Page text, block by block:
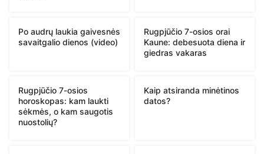
Po audrų laukia gaivesnės
savaitgalio dienos (video)
Rugpjūčio 7-osios orai
Kaune: debesuota diena ir
giedras vakaras
Rugpjūčio 7-osios
horoskopas: kam laukti
sėkmės, o kam saugotis
nuostolių?
Kaip atsiranda minėtinos
datos?